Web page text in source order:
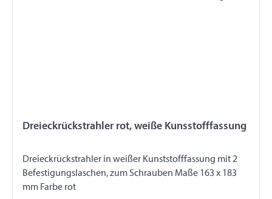
Dreieckrückstrahler rot, weiße Kunsstofffassung
Dreieckrückstrahler in weißer Kunststofffassung mit 2
Befestigungslaschen, zum Schrauben Maße 163 x 183
mm Farbe rot